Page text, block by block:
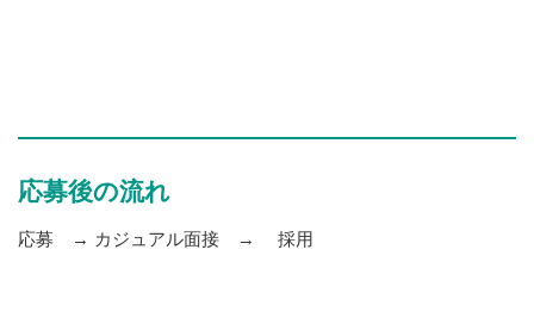
応募後の流れ
応募 → カジュアル面接 → 採用